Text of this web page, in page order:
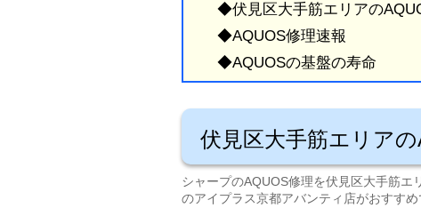
◆伏見区大手筋エリアの
◆AQUOS修理速報
◆AQUOSの基盤の寿命
伏見区大手筋エリア
シャープのAQUOS修理を伏見区大手筋
のアイプラス京都アバンティ店がおすすめ